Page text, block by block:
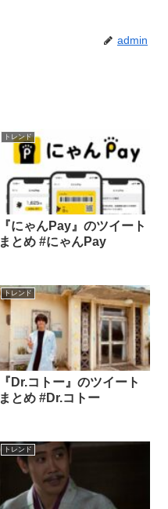
admin
トレンド
『にゃんPay』のツイート
まとめ #にゃんPay
トレンド
『Dr.コトー』のツイート
まとめ #Dr.コトー
トレンド